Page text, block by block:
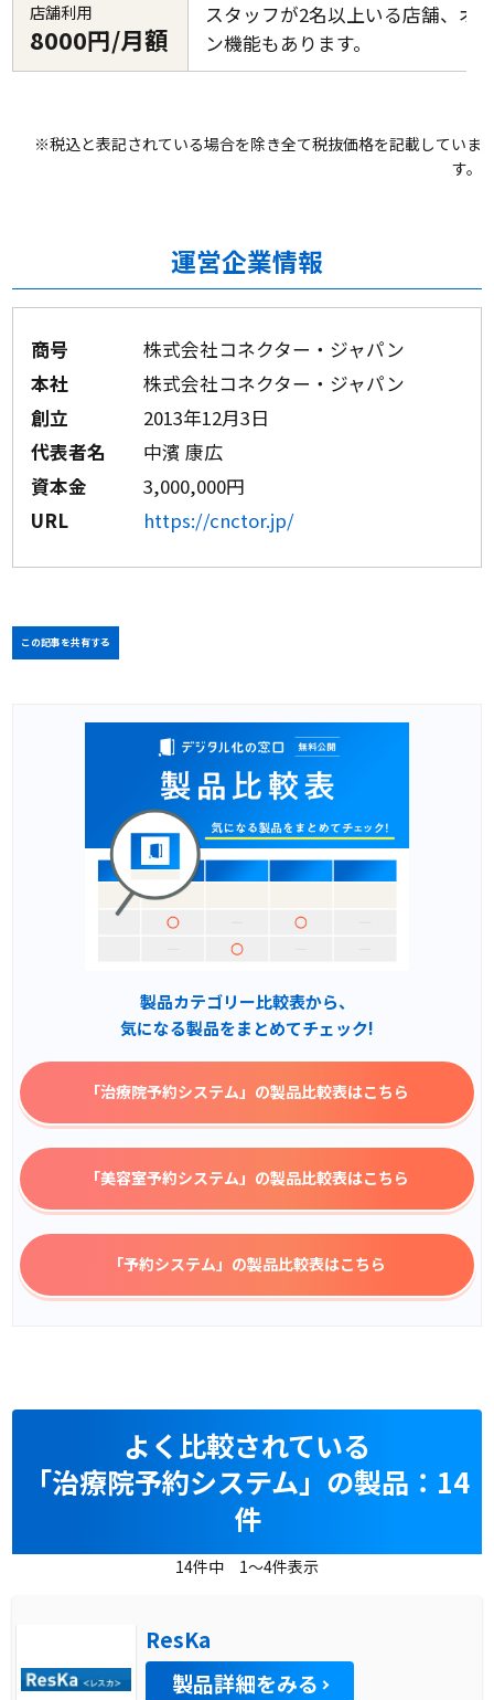
店舗利用
8000円/月額
スタッフが2名以上いる店舗、オ
ン機能もあります。
※税込と表記されている場合を除き全て税抜価格を記載していま
す。
運営企業情報
商号
株式会社コネクター・ジャパン
本社
株式会社コネクター・ジャパン
創立
2013年12月3日
代表者名
中濱 康広
資本金
3,000,000円
URL
https://cnctor.jp/
この記事を共有する
製品カテゴリー比較表から、
気になる製品をまとめてチェック!
「治療院予約システム」 の製品比較表はこちら
「美容室予約システム」 の製品比較表はこちら
「予約システム」 の製品比較表はこちら
よく比較されている
「治療院予約システム」の製品：14
件
14件中 1～4件表示
ResKa
製品詳細をみる